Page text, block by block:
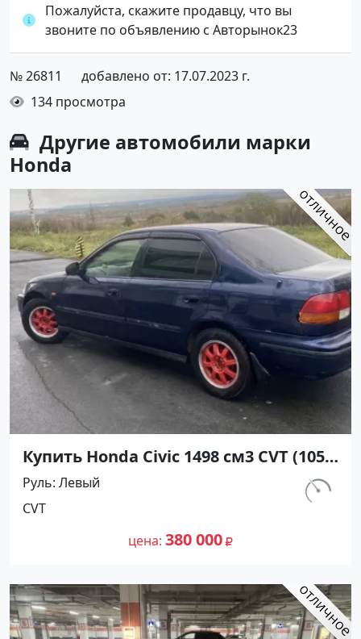
Пожалуйста, скажите продавцу, что вы
звоните по объявлению с Авторынок23
№ 26811
добавлено от: 17.07.2023 г.
134 просмотра
Другие автомобили марки
Honda
Купить Honda Civic 1498 см3 CVT (105
л.с.) Бензин инжектор в Славянск на
Кубани: цвет Темно синий Седан
2001 года по цене 380000 рублей,
объявление №27229 на сайте
км.
Руль Левый
CVT
цена 380 000